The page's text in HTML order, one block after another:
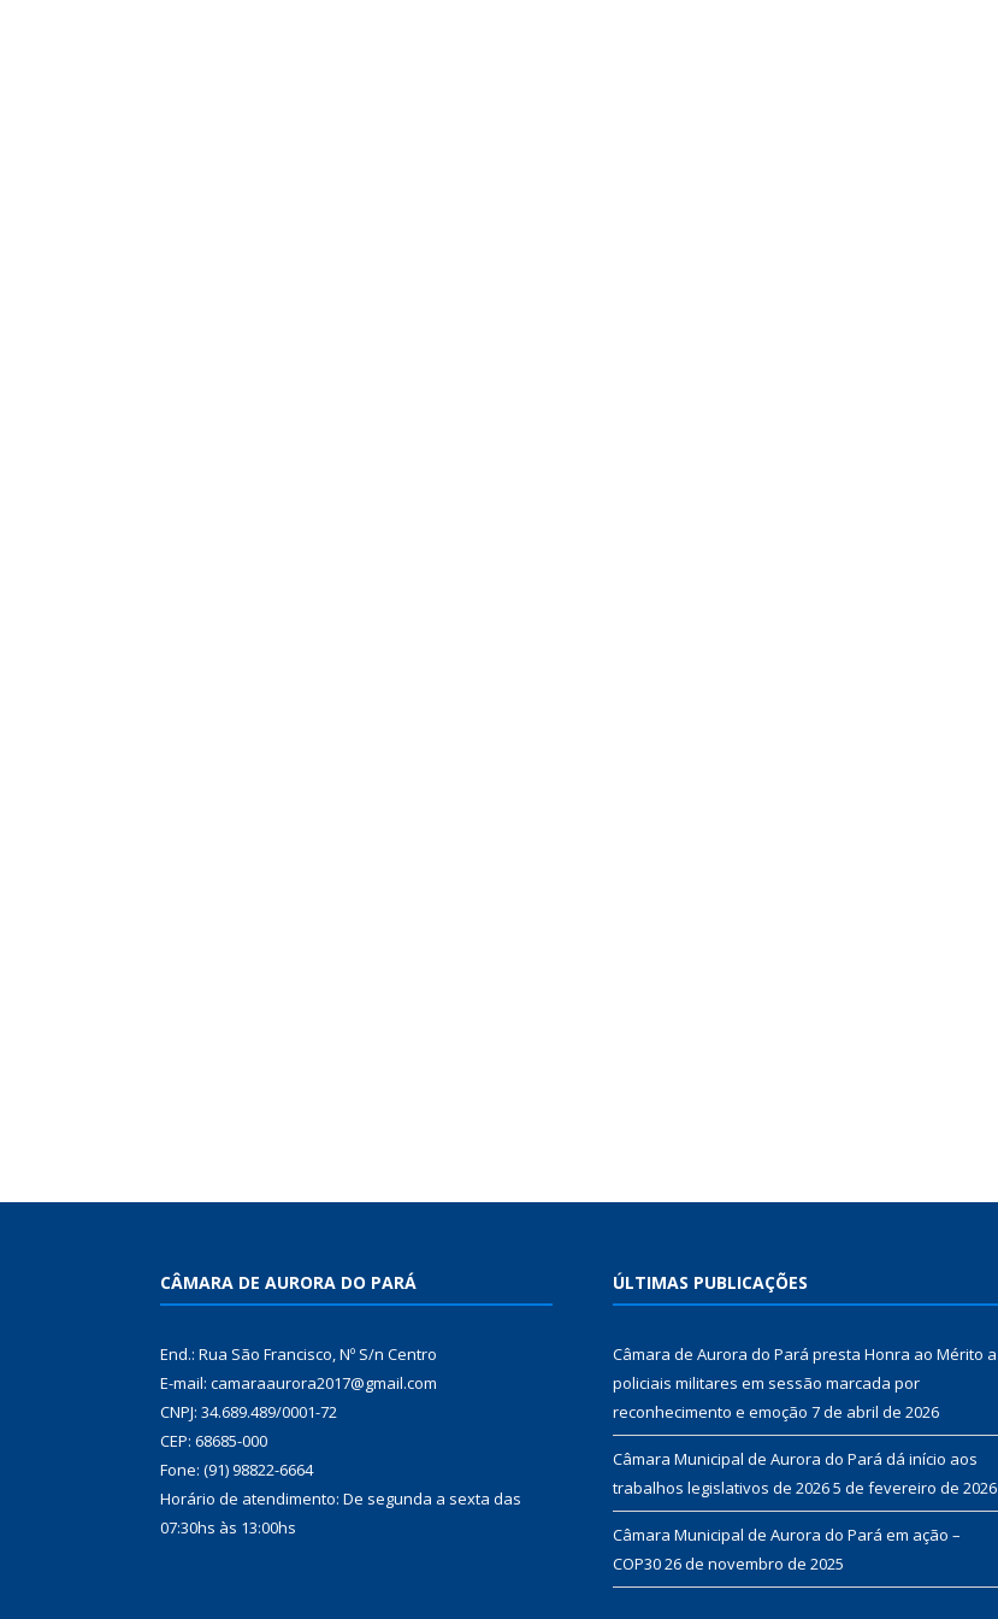
CÂMARA DE AURORA DO PARÁ
End.: Rua São Francisco, Nº S/n Centro
E-mail: camaraaurora2017@gmail.com
CNPJ: 34.689.489/0001-72
CEP: 68685-000
Fone: (91) 98822-6664
Horário de atendimento: De segunda a sexta das
07:30hs às 13:00hs
ÚLTIMAS PUBLICAÇÕES
Câmara de Aurora do Pará presta Honra ao Mérito a
policiais militares em sessão marcada por
reconhecimento e emoção 7 de abril de 2026
Câmara Municipal de Aurora do Pará dá início aos
trabalhos legislativos de 20265 de fevereiro de 2026
Câmara Municipal de Aurora do Pará em ação –
COP3026 de novembro de 2025